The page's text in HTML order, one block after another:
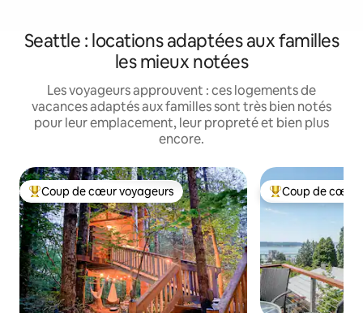
Seattle : locations adaptées aux familles
les mieux notées
Les voyageurs approuvent : ces logements de
vacances adaptés aux familles sont très bien notés
pour leur emplacement, leur propreté et bien plus
encore.
Coups de cœur voyageurs les plus appréciés
Coup de cœur voyageurs Coups de cœur
Coup de cœur